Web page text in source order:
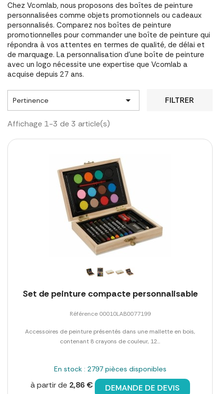
Chez Vcomlab, nous proposons des boîtes de peinture
personnalisées comme objets promotionnels ou cadeaux
personnalisés. Comparez nos boîtes de peinture
promotionnelles pour commander une boîte de peinture qui
répondra à vos attentes en termes de qualité, de délai et
de marquage. La personnalisation d'une boîte de peinture
avec un logo nécessite une expertise que Vcomlab a
acquise depuis 27 ans.
Pertinence  FILTRER
Affichage 1-3 de 3 article(s)
Set de peinture compacte personnalisable
Référence 00010LAB0077199
Accessoires de peinture présentés dans une mallette en bois,
contenant 8 crayons de couleur, 12...
En stock : 2797 pièces disponibles
à partir de 2,86 € DEMANDE DE DEVIS